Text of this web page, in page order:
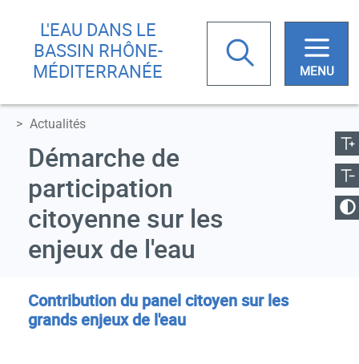
L'EAU DANS LE
BASSIN RHÔNE-
MÉDITERRANÉE
Rechercher
recherche
Actualités
la taille
Réduire la taille
le contraste
Démarche de
participation
citoyenne sur les
enjeux de l'eau
Contribution du panel citoyen sur les
grands enjeux de l'eau